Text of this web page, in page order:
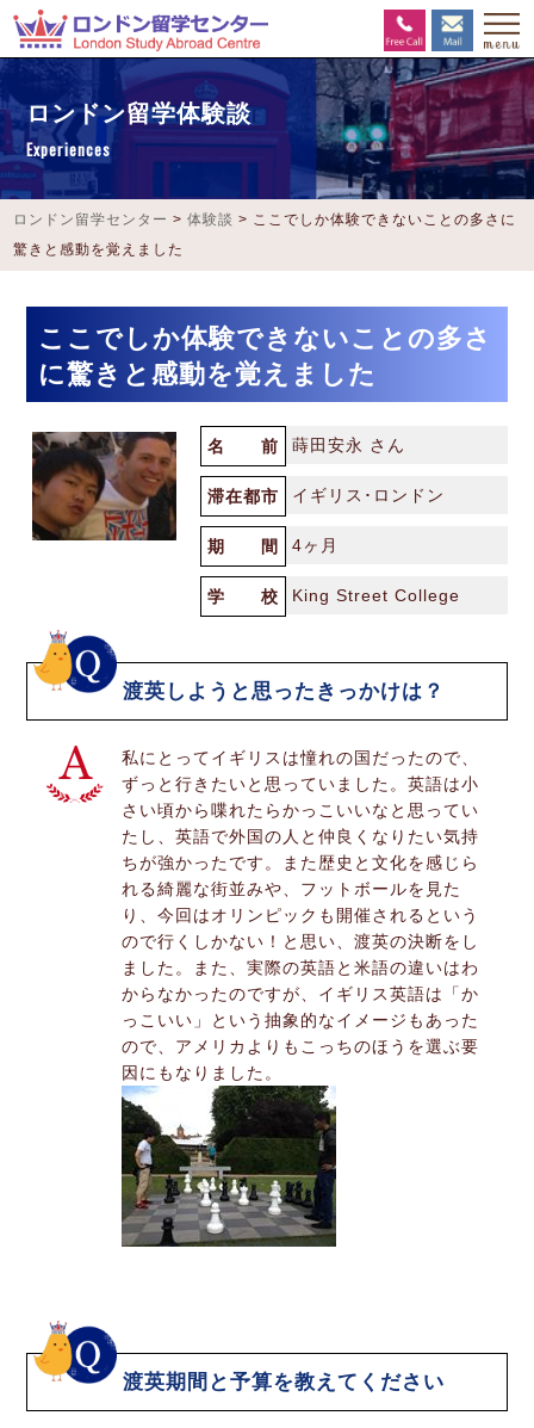
ロンドン留学体験談
Experiences
ロンドン留学センター >体験談 > ここでしか体験できないことの多さに
驚きと感動を覚えました
ここでしか体験できないことの多さ
に驚きと感動を覚えました
名 前 蒔田安永 さん
滞在都市 イギリス･ロンドン
期 間 4ヶ月
学 校 King Street College
渡英しようと思ったきっかけは？
私にとってイギリスは憧れの国だったので、
ずっと行きたいと思っていました。英語は小
さい頃から喋れたらかっこいいなと思ってい
たし、英語で外国の人と仲良くなりたい気持
ちが強かったです。また歴史と文化を感じら
れる綺麗な街並みや、フットボールを見た
り、今回はオリンピックも開催されるという
ので行くしかない！と思い、渡英の決断をし
ました。また、実際の英語と米語の違いはわ
からなかったのですが、イギリス英語は「か
っこいい」という抽象的なイメージもあった
ので、アメリカよりもこっちのほうを選ぶ要
因にもなりました。
渡英期間と予算を教えてください